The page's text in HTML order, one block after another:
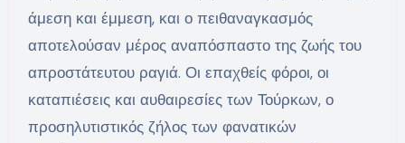
άμεση και έμμεση, και ο πειθαναγκασμός
αποτελούσαν μέρος αναπόσπαστο της ζωής του
απροστάτευτου ραγιά. Οι επαχθείς φόροι, οι
καταπιέσεις και αυθαιρεσίες των Τούρκων, ο
προσηλυτιστικός ζήλος των φανατικών